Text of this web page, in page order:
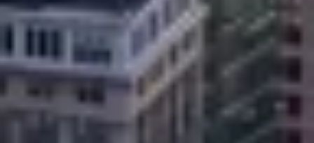
ประสิทธิภาพการทำงาน
การทำงาน
การโฆษณา